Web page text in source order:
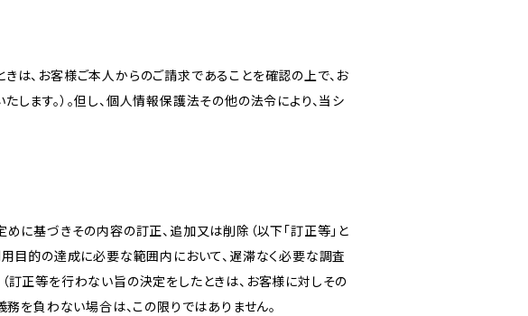
は、お客様ご本人からのご請求であることを確認の上で、お
ます。）。但し、個人情報保護法その他の法令により、当シ
に基づきその内容の訂正、追加又は削除（以下「訂正等」と
用目的の達成に必要な範囲内において、遅滞なく必要な調査
訂正等を行わない旨の決定をしたときは、お客様に対しその
務を負わない場合は、この限りではありません。